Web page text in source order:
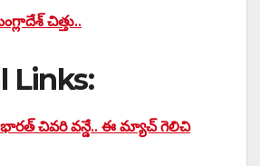
చిత్తు..
Links:
చివరి వన్డే.. ఈ మ్యాచ్ గెలిచి